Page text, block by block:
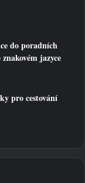
do poradních
jazyce
pro cestování